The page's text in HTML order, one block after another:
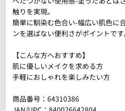
触りを実現。
簡単に馴染む色合い-幅広い肌色に
ンを選ばない便利さがポイントです
【こんな方へおすすめ】
肌に優しいメイクを求める方
手軽におしゃれを楽しみたい方
商品番号： 64310386